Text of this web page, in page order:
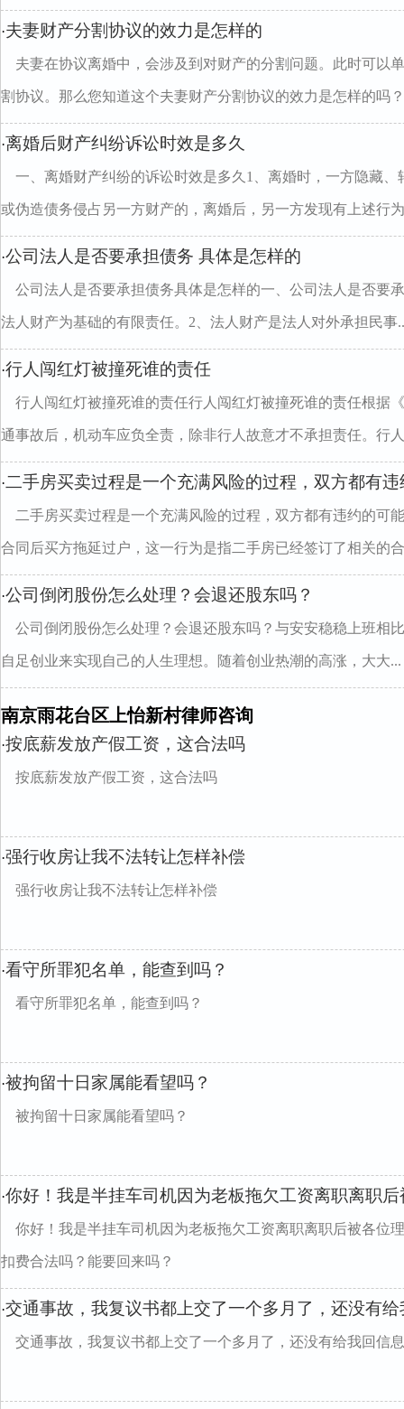
·夫妻财产分割协议的效力是怎样的
夫妻在协议离婚中，会涉及到对财产的分割问题。此时可以
割协议。那么您知道这个夫妻财产分割协议的效力是怎样的吗
·离婚后财产纠纷诉讼时效是多久
一、离婚财产纠纷的诉讼时效是多久1、离婚时，一方隐藏
或伪造债务侵占另一方财产的，离婚后，另一方发现有上述行
·公司法人是否要承担债务 具体是怎样的
公司法人是否要承担债务具体是怎样的一、公司法人是否要
法人财产为基础的有限责任。2、法人财产是法人对外承担民事
·行人闯红灯被撞死谁的责任
行人闯红灯被撞死谁的责任行人闯红灯被撞死谁的责任根据
通事故后，机动车应负全责，除非行人故意才不承担责任。行
·二手房买卖过程是一个充满风险的过程，双方都有
二手房买卖过程是一个充满风险的过程，双方都有违约的可
合同后买方拖延过户，这一行为是指二手房已经签订了相关的
·公司倒闭股份怎么处理？会退还股东吗？
公司倒闭股份怎么处理？会退还股东吗？与安安稳稳上班相
自足创业来实现自己的人生理想。随着创业热潮的高涨，大大...
南京雨花台区上怡新村律师咨询
·按底薪发放产假工资，这合法吗
按底薪发放产假工资，这合法吗
·强行收房让我不法转让怎样补偿
强行收房让我不法转让怎样补偿
·看守所罪犯名单，能查到吗？
看守所罪犯名单，能查到吗？
·被拘留十日家属能看望吗？
被拘留十日家属能看望吗？
·你好！我是半挂车司机因为老板拖欠工资离职离职
你好！我是半挂车司机因为老板拖欠工资离职离职后被各位
扣费合法吗？能要回来吗？
·交通事故，我复议书都上交了一个多月了，还没有
交通事故，我复议书都上交了一个多月了，还没有给我回信